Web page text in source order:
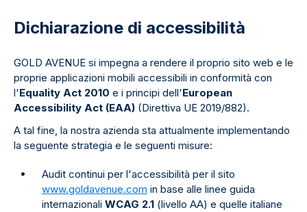
Dichiarazione di accessibilità
GOLD AVENUE si impegna a rendere il proprio sito web e le
proprie applicazioni mobili accessibili in conformità con
l'Equality Act 2010 e i principi dell'European
Accessibility Act (EAA) (Direttiva UE 2019/882).
A tal fine, la nostra azienda sta attualmente implementando
la seguente strategia e le seguenti misure:
Audit continui per l'accessibilità per il sito
www.goldavenue.com in base alle linee guida
internazionali WCAG 2.1 (livello AA) e quelle italiane